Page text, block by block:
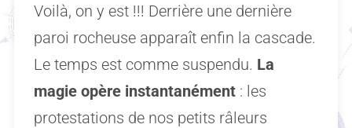
Voilà, on y est !!! Derrière une dernière
paroi rocheuse apparaît enfin la cascade.
Le temps est comme suspendu. La
magie opère instantanément: les
protestations de nos petits râleurs